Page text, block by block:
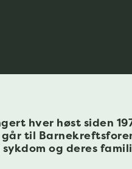
hver høst siden
går til
og deres